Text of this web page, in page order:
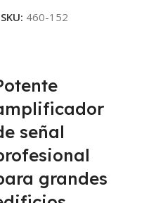
SKU: 460-152
señal
grandes